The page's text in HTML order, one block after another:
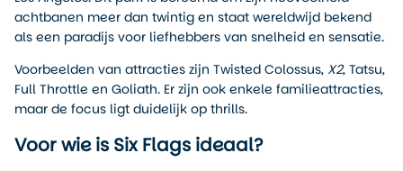
achtbanen meer dan twintig en staat wereldwijd bekend
als een paradijs voor liefhebbers van snelheid en sensatie.
Voorbeelden van attracties zijn Twisted Colossus, X2, Tatsu,
Full Throttle en Goliath. Er zijn ook enkele familieattracties,
maar de focus ligt duidelijk op thrills.
Voor wie is Six Flags ideaal?